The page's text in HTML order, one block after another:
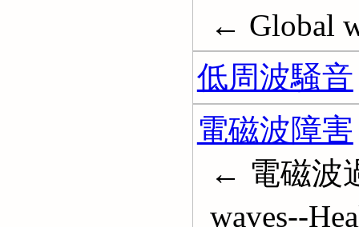
← Global
低周波騒音
電磁波障害
← 電磁波
waves--